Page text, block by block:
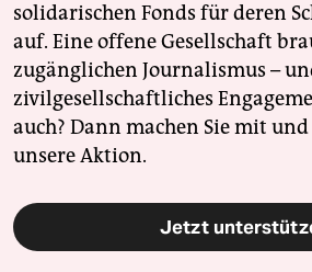
solidarischen Fonds für deren
auf. Eine offene Gesellschaft
zugänglichen Journalismus –
zivilgesellschaftliches
auch? Dann machen Sie mit
unsere Aktion.
Jetzt